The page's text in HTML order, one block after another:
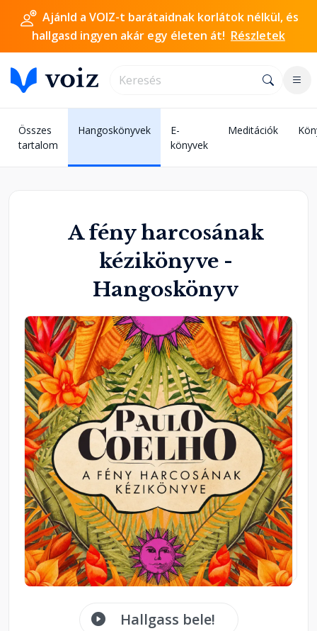
Ajánld a VOIZ-t barátaidnak korlátok nélkül, és
hallgasd ingyen akár egy életen át! Részletek
Összes
tartalom
Hangoskönyvek
E-
könyvek
Meditációk
A fény harcosának
kézikönyve -
Hangoskönyv
Hallgass bele!